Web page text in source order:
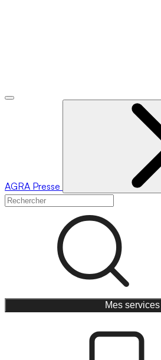
AGRA Presse
Mes services